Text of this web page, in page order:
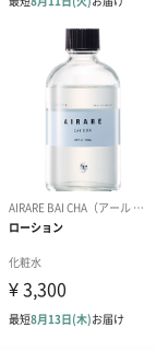
ード（680円）
ラッピング
ギフトラッピング